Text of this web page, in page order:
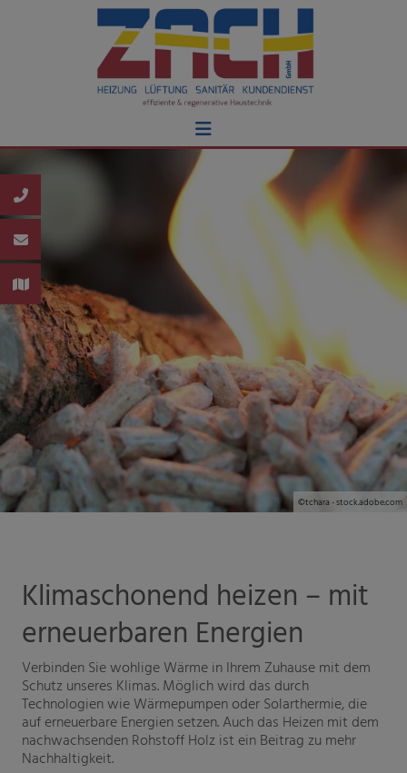
©tchara - stock.adobe.com
Klimaschonend heizen – mit
erneuerbaren Energien
Verbinden Sie wohlige Wärme in Ihrem Zuhause mit dem
Schutz unseres Klimas. Möglich wird das durch
Technologien wie Wärmepumpen oder Solarthermie, die
auf erneuerbare Energien setzen. Auch das Heizen mit dem
nachwachsenden Rohstoff Holz ist ein Beitrag zu mehr
Nachhaltigkeit.